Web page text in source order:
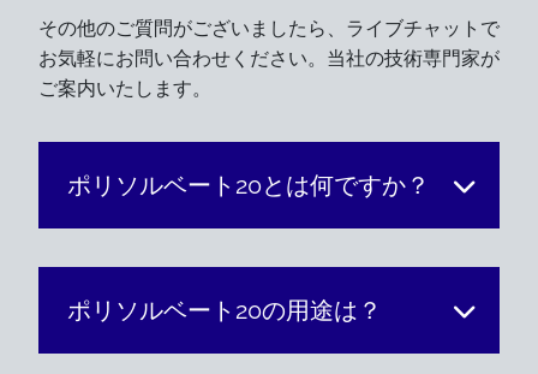
その他のご質問がございましたら、ライブチャットで
お気軽にお問い合わせください。当社の技術専門家が
ご案内いたします。
ポリソルベート20とは何ですか？
ポリソルベート20の用途は？